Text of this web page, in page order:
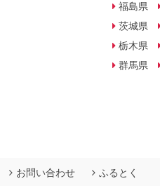
福島県
茨城県
栃木県
群馬県
お問い合わせ ふるとく